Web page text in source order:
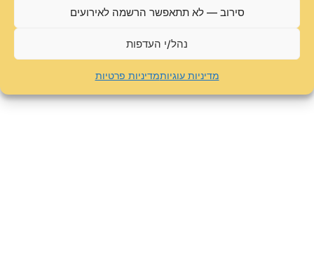
סירוב — לא תתאפשר הרשמה לאירועים
נהל/י העדפות
מדיניות עוגיותמדיניות פרטיות